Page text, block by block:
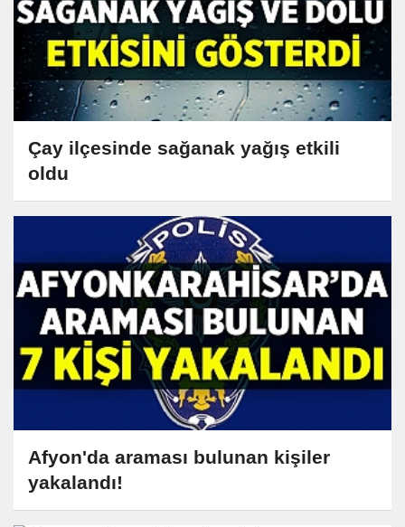
Çay ilçesinde sağanak yağış etkili
oldu
Afyon'da araması bulunan kişiler
yakalandı!